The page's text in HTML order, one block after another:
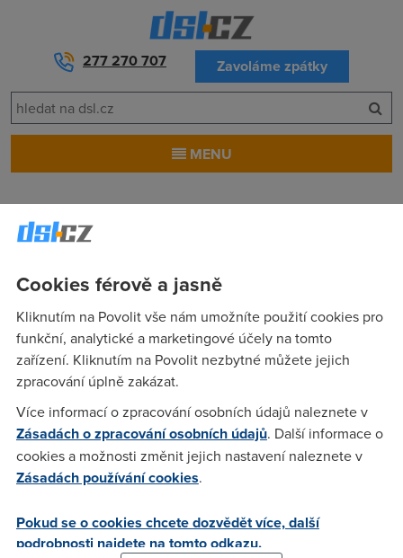
277 270 707 Zavoláme zpátky
MENU
Katalog
Pro zákazníky
Dostupnost internetu
FAQ - často kladené otázky
Slovník
O společnosti
ADSL Internet
Kariéra
Cookies férově a jasně
Kliknutím na Povolit vše nám umožníte použití cookies pro
funkční, analytické a marketingové účely na tomto
zařízení. Kliknutím na Povolit nezbytné můžete jejich
zpracování úplně zakázat.
Více informací o zpracování osobních údajů naleznete v
Zásadách o zpracování osobních údajů. Další informace o
cookies a možnosti změnit jejich nastavení naleznete v
Zásadách používání cookies.
Pokud se o cookies chcete dozvědět více, další
podrobnosti najdete na tomto odkazu.